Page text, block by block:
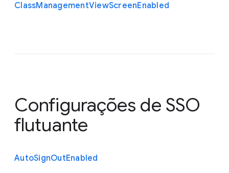
ClassManagementViewScreenEnabled
Configurações de SSO
flutuante
AutoSignOutEnabled